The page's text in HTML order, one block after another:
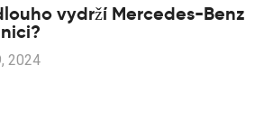
vydrží Mercedes-Benz
2024